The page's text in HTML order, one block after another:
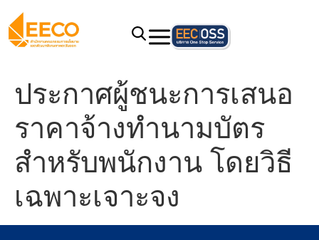
ประกาศผู้ชนะการเสนอ
ราคาจ้างทำนามบัตร
สำหรับพนักงาน โดยวิธี
เฉพาะเจาะจง